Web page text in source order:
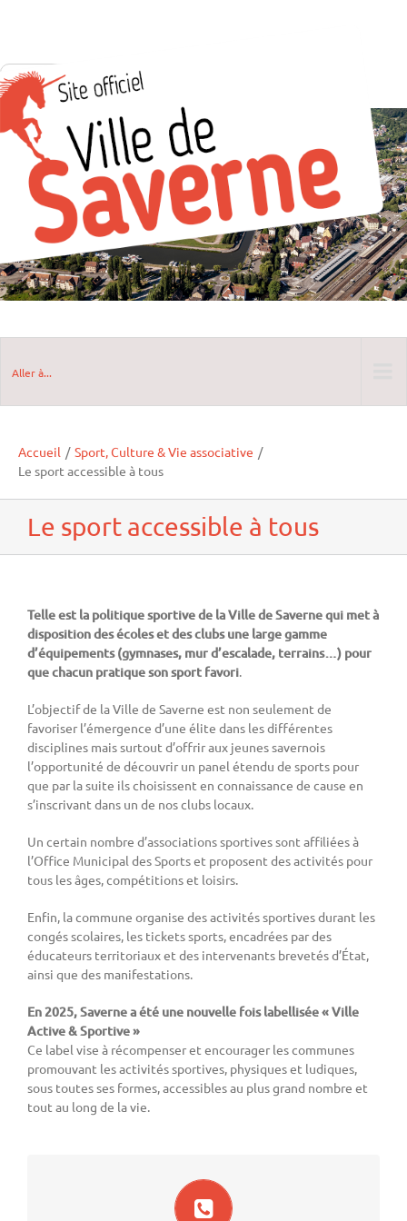
Aller à...
Accueil / Sport, Culture & Vie associative /
Le sport accessible à tous
Le sport accessible à tous
Telle est la politique sportive de la Ville de Saverne qui met à
disposition des écoles et des clubs une large gamme
d’équipements (gymnases, mur d’escalade, terrains…) pour
que chacun pratique son sport favori
L’objectif de la Ville de Saverne est non seulement de
favoriser l’émergence d’une élite dans les différentes
disciplines mais surtout d’offrir aux jeunes savernois
l’opportunité de découvrir un panel étendu de sports pour
que par la suite ils choisissent en connaissance de cause en
s’inscrivant dans un de nos clubs locaux.
Un certain nombre d’associations sportives sont affiliées à
l’Office Municipal des Sports et proposent des activités pour
tous les âges, compétitions et loisirs.
Enfin, la commune organise des activités sportives durant les
congés scolaires, les tickets sports, encadrées par des
éducateurs territoriaux et des intervenants brevetés d’État,
ainsi que des manifestations.
En 2025, Saverne a été une nouvelle fois labellisée « Ville
Active & Sportive »
Ce label vise à récompenser et encourager les communes
promouvant les activités sportives, physiques et ludiques,
sous toutes ses formes, accessibles au plus grand nombre et
tout au long de la vie.
sports@mairie-saverne.fr